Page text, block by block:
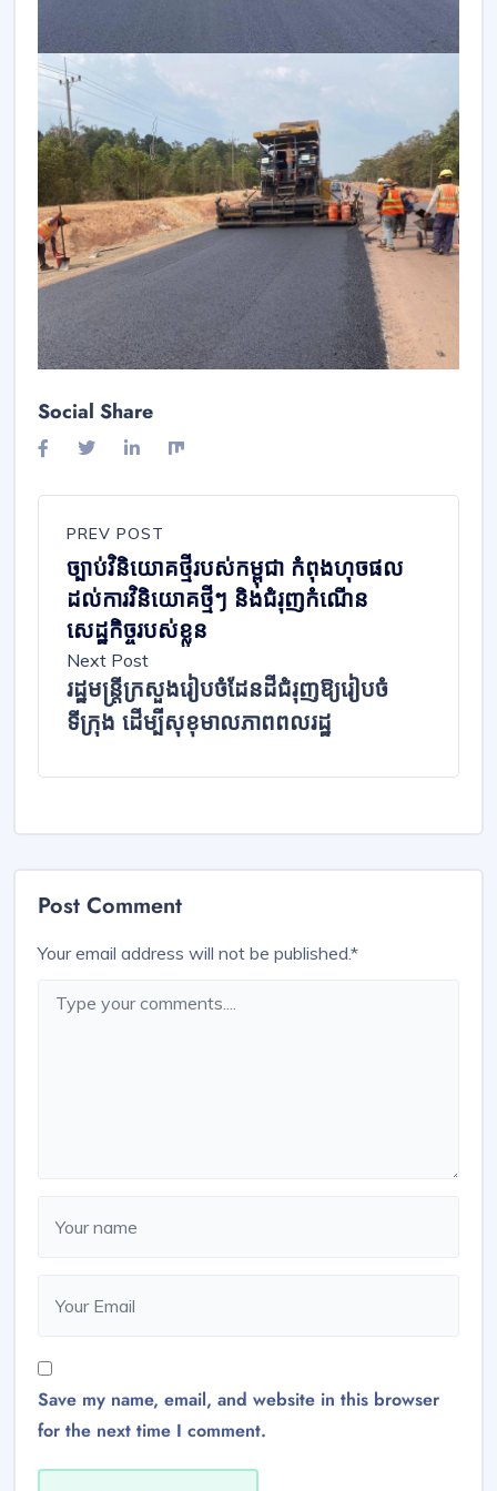
Social Share
PREV POST
ច្បាប់វិនិយោគថ្មីរបស់កម្ពុជា កំពុងហុចផល
ដល់ការវិនិយោគថ្មីៗ និងជំរុញកំណើន
សេដ្ឋកិច្ចរបស់ខ្លួន
Next Post
រដ្ឋមន្ត្រីក្រសួងរៀបចំដែនដីជំរុញឱ្យរៀបចំ
ទីក្រុង ដើម្បីសុខុមាលភាពពលរដ្ឋ
Post Comment
Your email address will not be published.*
Save my name, email, and website in this browser
for the next time I comment.